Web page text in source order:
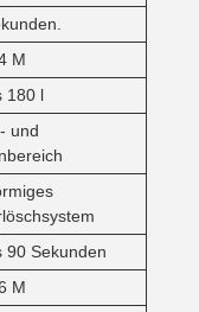
M
180 l
und
90 Sekunden
M